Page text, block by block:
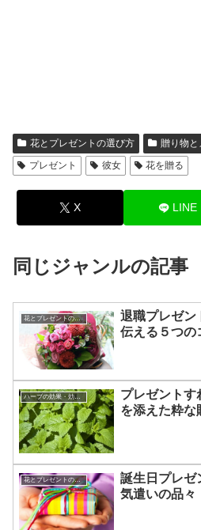
花とプレゼントの選び方
贈り物
プレゼント
彼女 花を贈る
X LINE
同じジャンルの記事
花とプレゼントの選び方
退職プレゼン
伝える５つの
プレゼントす
を添えた粋
花とプレゼントの選び方
誕生日プレゼ
気遣いの品々